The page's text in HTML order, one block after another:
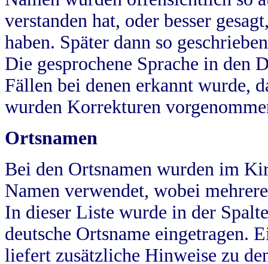
verstanden hat, oder besser
haben. Später dann so
Die gesprochene Sprache in
Fällen bei denen erkannt wurde,
wurden Korrekturen
Ortsnamen
Bei den Ortsnamen wurden im
Namen verwendet, wobei
In dieser Liste wurde in der
deutsche Ortsname eingetragen.
liefert zusätzliche Hinweise zu